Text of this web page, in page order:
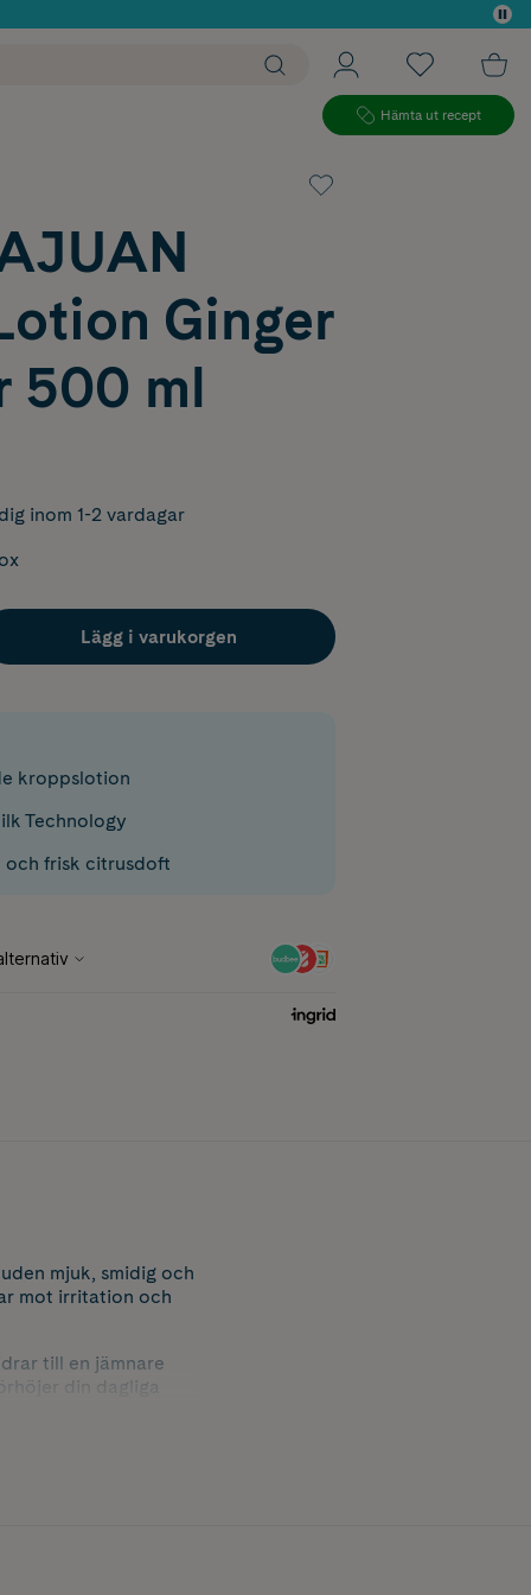
Hämta ut recept
Ginger
500 ml
inom 1-2 vardagar
Lägg i varukorgen
kroppslotion
Technology
och frisk citrusdoft
mjuk, smidig och
mot irritation och
till en jämnare
din dagliga